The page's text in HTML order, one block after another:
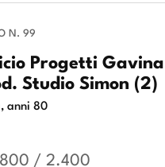
N. 99
Progetti
Studio Simon (2)
anni 80
/ 2.400